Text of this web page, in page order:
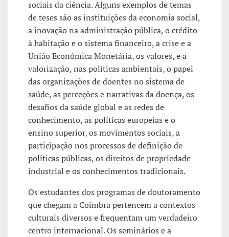
sociais da ciência. Alguns exemplos de temas
de teses são as instituições da economia social,
a inovação na administração pública, o crédito
à habitação e o sistema financeiro, a crise e a
União Económica Monetária, os valores, e a
valorização, nas políticas ambientais, o papel
das organizações de doentes no sistema de
saúde, as perceções e narrativas da doença, os
desafios da saúde global e as redes de
conhecimento, as políticas europeias e o
ensino superior, os movimentos sociais, a
participação nos processos de definição de
políticas públicas, os direitos de propriedade
industrial e os conhecimentos tradicionais.
Os estudantes dos programas de doutoramento
que chegam a Coimbra pertencem a contextos
culturais diversos e frequentam um verdadeiro
centro internacional. Os seminários e a